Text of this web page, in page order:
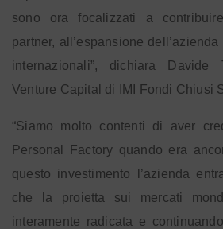
sono ora focalizzati a
partner, all’espansione
internazionali”, dichiara Davide
Venture Capital di IMI Fondi Chiusi
“Siamo molto contenti di aver
Personal Factory quando era
questo investimento l’azienda
che la proietta sui mercati
interamente radicata e